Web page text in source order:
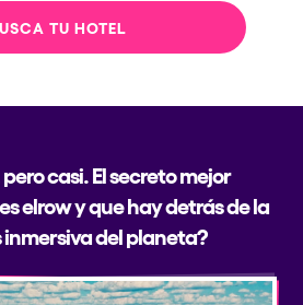
TU HOTEL
casi. El secreto mejor
elrow y que hay detrás de la
del planeta?